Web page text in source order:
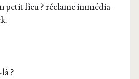
petit fieu ? réclame immé­dia­
?